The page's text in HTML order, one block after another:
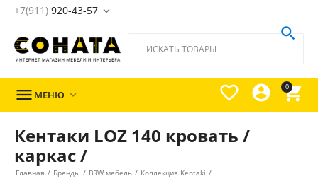
+7(911) 920-43-57 
0




 МЕНЮ 
Кентаки LOZ 140 кровать /
каркас /
Главная / Бренды / BRW мебель / Коллекция Kentaki /